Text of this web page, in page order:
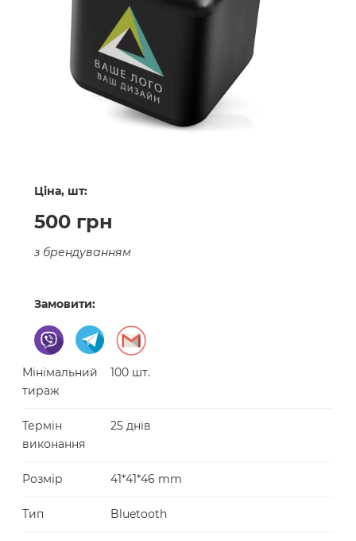
Ціна, шт:
500 грн
з брендуванням
Замовити:
Мінімальний
тираж
100 шт.
Термін
виконання
25 днів
Розмір 41*41*46 mm
Тип Bluetooth